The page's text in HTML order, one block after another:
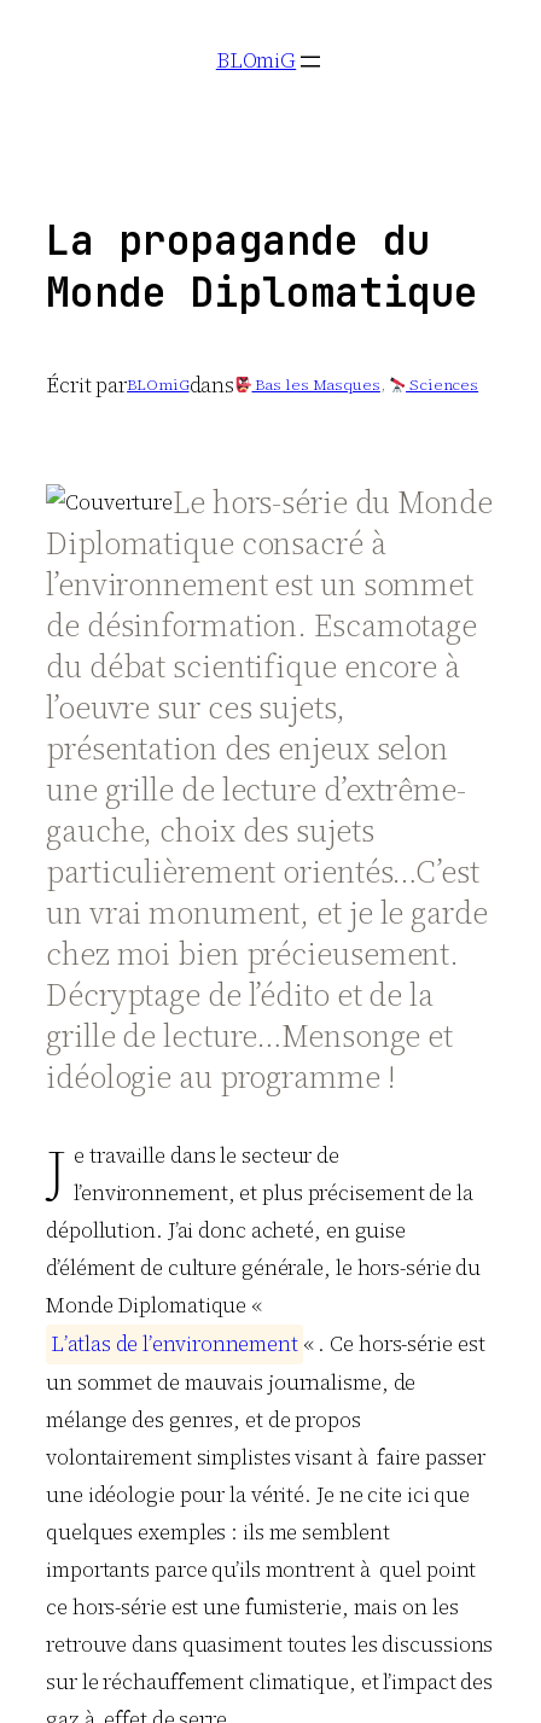
BLOmiG
La propagande du
Monde Diplomatique
Écrit parBLOmiGdans Bas les Masques, Sciences
Le hors-série du Monde
Diplomatique consacré à
l’environnement est un sommet
de désinformation. Escamotage
du débat scientifique encore à
l’oeuvre sur ces sujets,
présentation des enjeux selon
une grille de lecture d’extrême-
gauche, choix des sujets
particulièrement orientés…C’est
un vrai monument, et je le garde
chez moi bien précieusement.
Décryptage de l’édito et de la
grille de lecture…Mensonge et
idéologie au programme !
J e travaille dans le secteur de
l’environnement, et plus précisement de la
dépollution. J’ai donc acheté, en guise
d’élément de culture générale, le hors-série du
Monde Diplomatique «
L’atlas de l’environnement « . Ce hors-série est
un sommet de mauvais journalisme, de
mélange des genres, et de propos
volontairement simplistes visant à faire passer
une idéologie pour la vérité. Je ne cite ici que
quelques exemples : ils me semblent
importants parce qu’ils montrent à quel point
ce hors-série est une fumisterie, mais on les
retrouve dans quasiment toutes les discussions
sur le réchauffement climatique, et l’impact des